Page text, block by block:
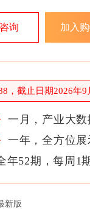
询 加入
，截止日期2026年9
一月，产业大
一年，全方位
年52期，每周1
新版